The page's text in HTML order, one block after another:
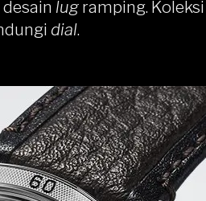
lug ramping.
dial.